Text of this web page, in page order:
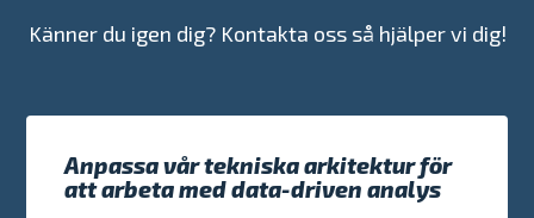
Känner du igen dig? Kontakta oss så hjälper vi dig!
Anpassa vår tekniska arkitektur för
att arbeta med data-driven analys